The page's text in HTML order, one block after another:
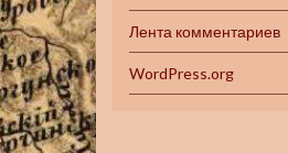
Лента комментариев
WordPress.org